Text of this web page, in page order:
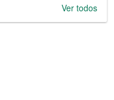
Ver todos